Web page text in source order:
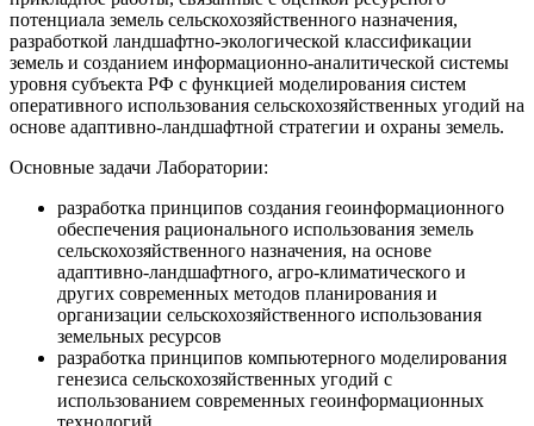
потенциала земель сельскохозяйственного назначения,
разработкой ландшафтно-экологической классификации
земель и созданием информационно-аналитической системы
уровня субъекта РФ с функцией моделирования систем
оперативного использования сельскохозяйственных угодий на
основе адаптивно-ландшафтной стратегии и охраны земель.
Основные задачи Лаборатории:
разработка принципов создания геоинформационного
обеспечения рационального использования земель
сельскохозяйственного назначения, на основе
адаптивно-ландшафтного, агро-климатического и
других современных методов планирования и
организации сельскохозяйственного использования
земельных ресурсов
разработка принципов компьютерного моделирования
генезиса сельскохозяйственных угодий с
использованием современных геоинформационных
технологий